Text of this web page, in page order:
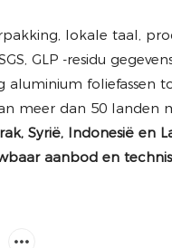
lokale taal,
GLP -residu
aluminium foliefassen
meer dan 50 landen
Syrië, Indonesië en
aanbod en